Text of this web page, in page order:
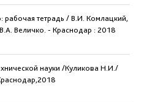
рабочая тетрадь / В.И. Комлацкий,
Величко. - Краснодар : 2018
науки /Куликова Н.И./